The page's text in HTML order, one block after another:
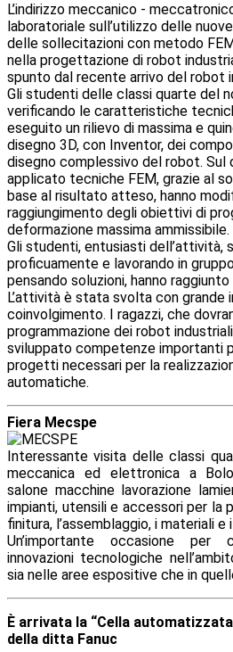
L’indirizzo meccanico -
laboratoriale sull’utilizzo delle
delle sollecitazioni con metodo
nella progettazione di robot
spunto dal recente arrivo del robot
Gli studenti delle classi quarte del
verificando le caratteristiche
eseguito un rilievo di massima e
disegno 3D, con Inventor, dei
disegno complessivo del robot. Sul
applicato tecniche FEM, grazie al
base al risultato atteso, hanno
raggiungimento degli obiettivi di
deformazione massima ammissibile.
Gli studenti, entusiasti dell’attività,
proficuamente e lavorando in
pensando soluzioni, hanno
L’attività è stata svolta con grande
coinvolgimento. I ragazzi, che
programmazione dei robot
sviluppato competenze importanti
progetti necessari per la
automatiche.
Fiera Mecspe
Interessante visita delle classi
meccanica ed elettronica a
salone macchine lavorazione
impianti, utensili e accessori per la
finitura, l’assemblaggio, i materiali
Un’importante occasione per
innovazioni tecnologiche
sia nelle aree espositive che in
È arrivata la “Cella automatizzata
della ditta Fanuc